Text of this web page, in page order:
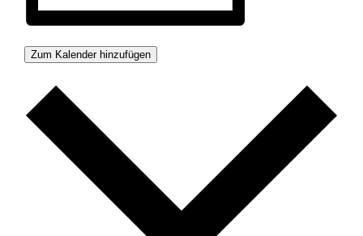
Zum Kalender hinzufügen